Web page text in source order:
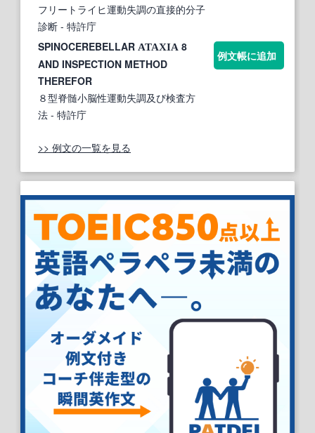
フリートライヒ運動失調の直接的分子
診断 - 特許庁
SPINOCEREBELLAR ATAXIA 8
AND INSPECTION METHOD
THEREFOR
８型脊髄小脳性運動失調及び検査方
法 - 特許庁
例文帳に追加
>> 例文の一覧を見る